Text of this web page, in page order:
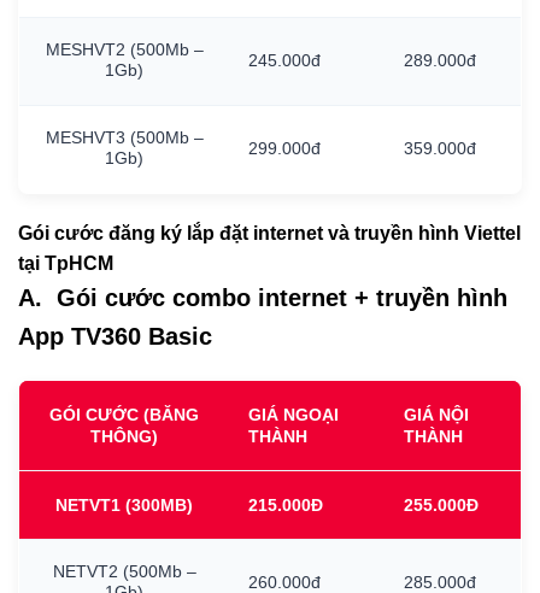
MESHVT2 (500Mb –
1Gb)
245.000đ 289.000đ
MESHVT3 (500Mb –
1Gb)
299.000đ 359.000đ
Gói cước đăng ký lắp đặt internet và truyền hình Viettel
tại TpHCM
A. Gói cước combo internet + truyền hình
App TV360 Basic
GÓI CƯỚC (BĂNG
THÔNG)
GIÁ NGOẠI
THÀNH
GIÁ NỘI
THÀNH
NETVT1 (300MB) 215.000Đ 255.000Đ
NETVT2 (500Mb –
260.000đ 285.000đ